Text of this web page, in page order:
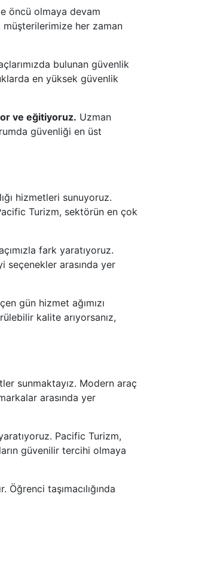
öncü olmaya devam
müşterilerimize her zaman
bulunan güvenlik
en yüksek güvenlik
ve eğitiyoruz. Uzman
güvenliği en üst
hizmetleri sunuyoruz.
Turizm, sektörün en çok
fark yaratıyoruz.
seçenekler arasında yer
gün hizmet ağımızı
kalite arıyorsanız,
sunmaktayız. Modern araç
arasında yer
Pacific Turizm,
güvenilir tercihi olmaya
taşımacılığında